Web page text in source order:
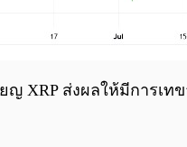
XRP ส่งผลให้มีการเ